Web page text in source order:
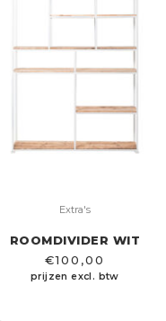
Extra's
ROOMDIVIDER WIT
€100,00
prijzen excl. btw